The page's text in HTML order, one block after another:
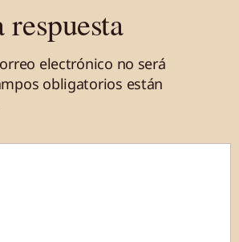
electrónico no será
obligatorios están